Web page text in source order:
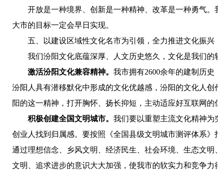
开放是一种境界、创新是一种精神、改革是一种勇气
大市的目标一定会早日实现。
五、以建设区域性文化名市为引领，全力推进文化振兴
我们汾阳文化底蕴深厚、人文历史悠久，文化是我们
激活汾阳文化兼容精神。 我市拥有2600余年的建制历
汾阳人具有潜移默化中形成的文化优越感，汾阳的文化人
阳的这一精神，打开胸怀、扬长抑短，主动适应好互联网
积极创建全国文明城市。 我们要以重塑主流文化精神
创业人找到归属感。要按照《全国县级文明城市测评体系》
通过理想信念、乡风文明、经济民生、社会环境、生态文
文明、追求进步的意识大大加强，使我市的软实力和竞争力